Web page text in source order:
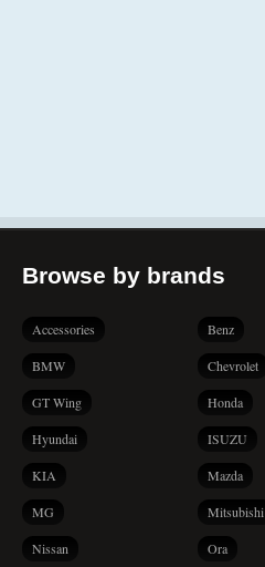
Browse by brands
Accessories Benz
BMW Chevrolet
GT Wing Honda
Hyundai ISUZU
KIA Mazda
MG Mitsubishi
Nissan Ora